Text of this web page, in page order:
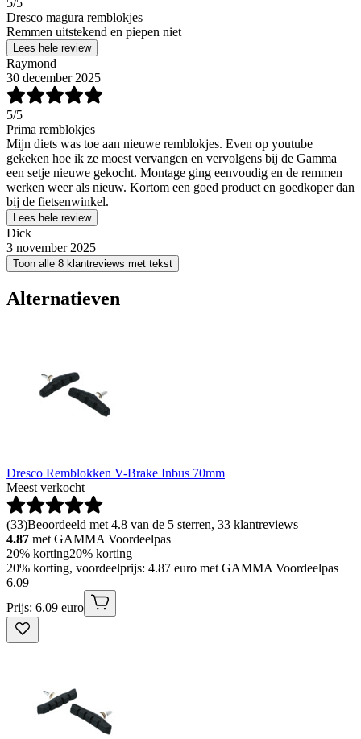
5/5
Dresco magura remblokjes
Remmen uitstekend en piepen niet
Lees hele review
Raymond
30 december 2025
5/5
Prima remblokjes
Mijn diets was toe aan nieuwe remblokjes. Even op youtube
gekeken hoe ik ze moest vervangen en vervolgens bij de Gamma
een setje nieuwe gekocht. Montage ging eenvoudig en de remmen
werken weer als nieuw. Kortom een goed product en goedkoper dan
bij de fietsenwinkel.
Lees hele review
Dick
3 november 2025
Toon alle 8 klantreviews met tekst
Alternatieven
Dresco Remblokken V-Brake Inbus 70mm
Meest verkocht
(33)Beoordeeld met 4.8 van de 5 sterren, 33 klantreviews
4.87 met GAMMA Voordeelpas
20% korting20% korting
20% korting, voordeelprijs: 4.87 euro met GAMMA Voordeelpas
6.09
Prijs: 6.09 euro